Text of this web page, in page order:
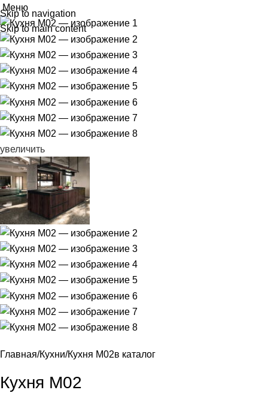
Skip to navigation
Skip to main content
Меню
увеличить
Главная Кухни Кухня М02в каталог
Кухня М02